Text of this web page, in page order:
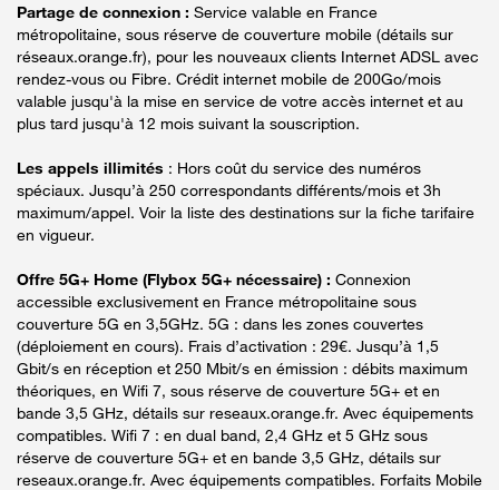
Partage de connexion : Service valable en France
métropolitaine, sous réserve de couverture mobile (détails sur
réseaux.orange.fr), pour les nouveaux clients Internet ADSL avec
rendez-vous ou Fibre. Crédit internet mobile de 200Go/mois
valable jusqu'à la mise en service de votre accès internet et au
plus tard jusqu'à 12 mois suivant la souscription.
Les appels illimités : Hors coût du service des numéros
spéciaux. Jusqu’à 250 correspondants différents/mois et 3h
maximum/appel. Voir la liste des destinations sur la fiche tarifaire
en vigueur.
Offre 5G+ Home (Flybox 5G+ nécessaire) : Connexion
accessible exclusivement en France métropolitaine sous
couverture 5G en 3,5GHz. 5G : dans les zones couvertes
(déploiement en cours). Frais d’activation : 29€. Jusqu’à 1,5
Gbit/s en réception et 250 Mbit/s en émission : débits maximum
théoriques, en Wifi 7, sous réserve de couverture 5G+ et en
bande 3,5 GHz, détails sur reseaux.orange.fr. Avec équipements
compatibles. Wifi 7 : en dual band, 2,4 GHz et 5 GHz sous
réserve de couverture 5G+ et en bande 3,5 GHz, détails sur
reseaux.orange.fr. Avec équipements compatibles. Forfaits Mobile